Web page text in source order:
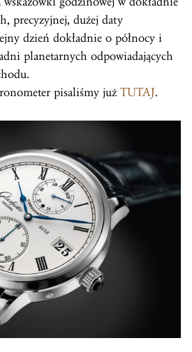
precyzyjnej, dużej daty
dzień dokładnie o północy i
planetarnych odpowiadających
pisaliśmy już TUTAJ.